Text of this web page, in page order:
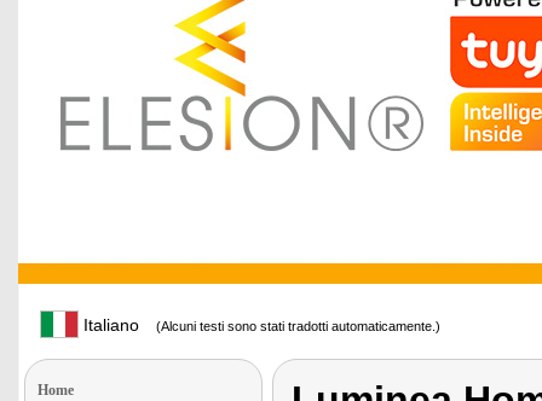
Italiano (Alcuni testi sono stati tradotti automaticamente.)
Home